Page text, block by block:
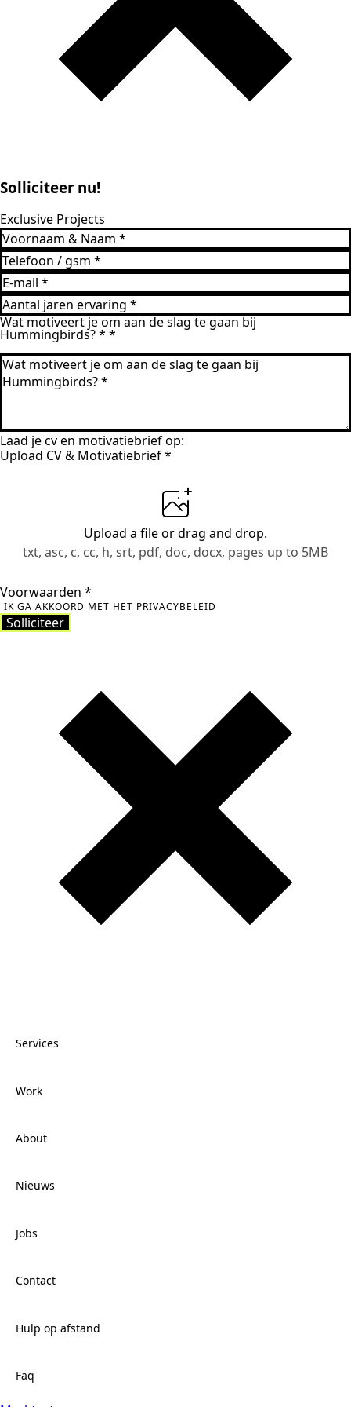
Solliciteer nu!
Exclusive Projects
Wat motiveert je om aan de slag te gaan bij
Hummingbirds? * *
Laad je cv en motivatiebrief op:
Upload CV & Motivatiebrief*
Upload a fileor drag and drop.
txt, asc, c, cc, h, srt, pdf, doc, docx, pages up to 5MB
Voorwaarden *
IK GA AKKOORD MET HET PRIVACYBELEID
Solliciteer
Services
Work
About
Nieuws
Jobs
Contact
Hulp op afstand
Faq